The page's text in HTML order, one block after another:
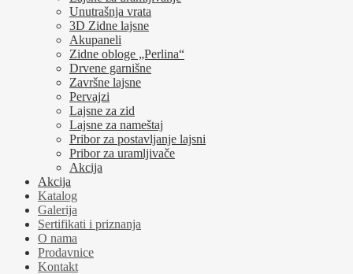
Unutrašnja vrata
3D Zidne lajsne
Akupaneli
Zidne obloge „Perlina“
Drvene garnišne
Završne lajsne
Pervajzi
Lajsne za zid
Lajsne za nameštaj
Pribor za postavljanje lajsni
Pribor za uramljivače
Akcija
Akcija
Katalog
Galerija
Sertifikati i priznanja
O nama
Prodavnice
Kontakt